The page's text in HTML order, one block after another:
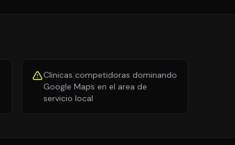
Clinicas competidoras dominando
Google Maps en el area de
servicio local